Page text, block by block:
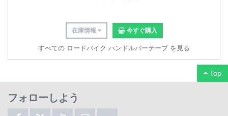
在庫情報 今すぐ購入
すべての ロードバイク ハンドルバーテープ を見る
Top
フォローしよう